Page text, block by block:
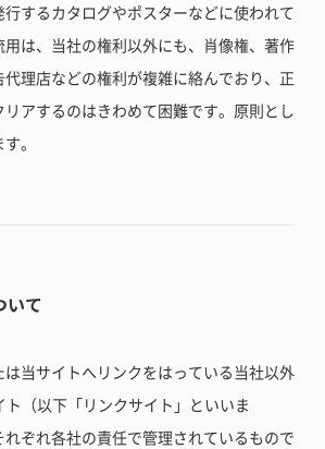
するカタログやポスターなどに使われて
は、当社の権利以外にも、肖像権、著作
理店などの権利が複雑に絡んでおり、正
アするのはきわめて困難です。原則とし
。
いて
は当サイトへリンクをはっている当社以外
（以下「リンクサイト」といいま
ぞれ各社の責任で管理されているもので